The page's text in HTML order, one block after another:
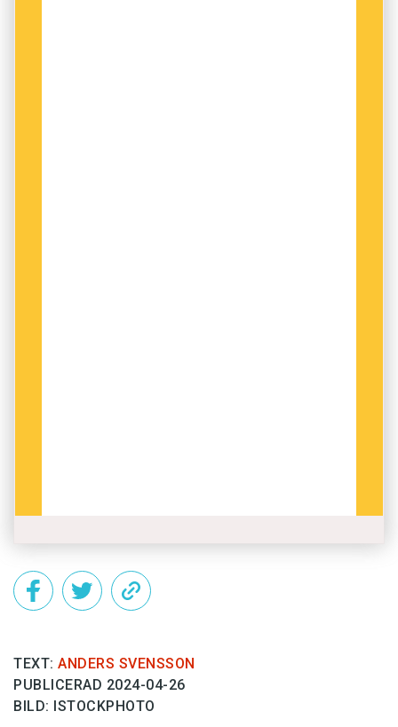
TEXT: ANDERS SVENSSON
PUBLICERAD 2024-04-26
BILD: ISTOCKPHOTO